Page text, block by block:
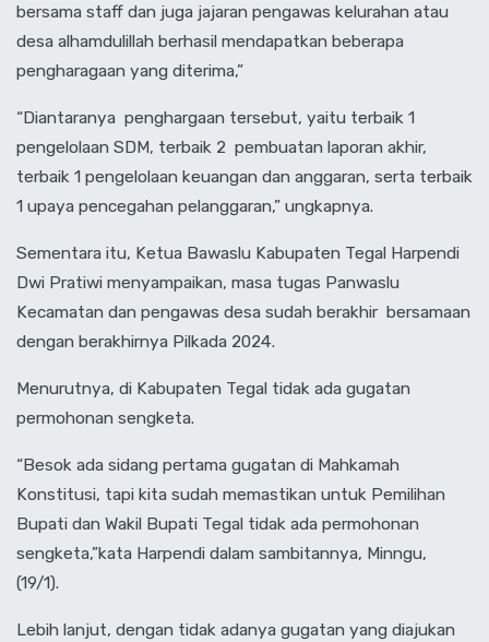
bersama staff dan juga jajaran pengawas kelurahan atau
desa alhamdulillah berhasil mendapatkan beberapa
pengharagaan yang diterima,”
“Diantaranya penghargaan tersebut, yaitu terbaik 1
pengelolaan SDM, terbaik 2 pembuatan laporan akhir,
terbaik 1 pengelolaan keuangan dan anggaran, serta terbaik
1 upaya pencegahan pelanggaran,” ungkapnya.
Sementara itu, Ketua Bawaslu Kabupaten Tegal Harpendi
Dwi Pratiwi menyampaikan, masa tugas Panwaslu
Kecamatan dan pengawas desa sudah berakhir bersamaan
dengan berakhirnya Pilkada 2024.
Menurutnya, di Kabupaten Tegal tidak ada gugatan
permohonan sengketa.
“Besok ada sidang pertama gugatan di Mahkamah
Konstitusi, tapi kita sudah memastikan untuk Pemilihan
Bupati dan Wakil Bupati Tegal tidak ada permohonan
sengketa,”kata Harpendi dalam sambitannya, Minngu,
(19/1).
Lebih lanjut, dengan tidak adanya gugatan yang diajukan